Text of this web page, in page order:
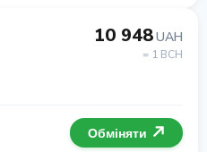
10 948UAH
= 1 BCH
Обміняти